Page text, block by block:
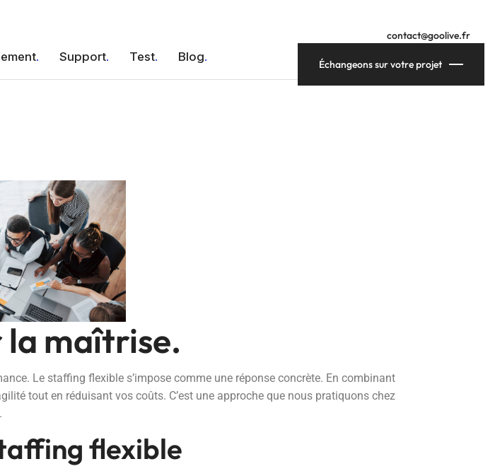
Support Test Blog
contact@goolive.fr
Échangeons sur votre projet
la maîtrise.
Le staffing flexible s’impose comme une réponse concrète. En combinant
tout en réduisant vos coûts. C’est une approche que nous pratiquons chez
flexible